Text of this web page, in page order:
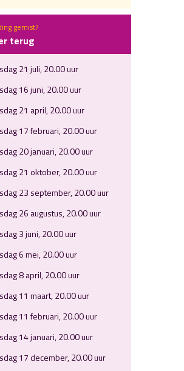
gemist?
terug
21 juli, 20.00 uur
16 juni, 20.00 uur
21 april, 20.00 uur
17 februari, 20.00 uur
20 januari, 20.00 uur
21 oktober, 20.00 uur
23 september, 20.00 uur
26 augustus, 20.00 uur
3 juni, 20.00 uur
6 mei, 20.00 uur
8 april, 20.00 uur
11 maart, 20.00 uur
11 februari, 20.00 uur
14 januari, 20.00 uur
17 december, 20.00 uur